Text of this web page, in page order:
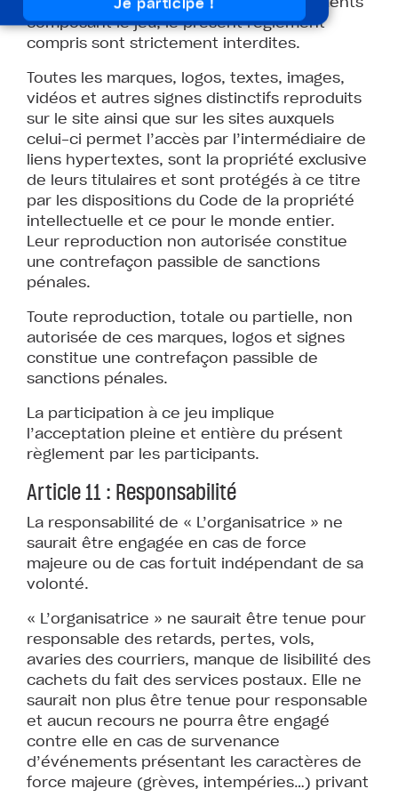
composant le jeu, le présent règlement
compris sont strictement interdites.
Toutes les marques, logos, textes, images,
vidéos et autres signes distinctifs reproduits
sur le site ainsi que sur les sites auxquels
celui-ci permet l’accès par l’intermédiaire de
liens hypertextes, sont la propriété exclusive
de leurs titulaires et sont protégés à ce titre
par les dispositions du Code de la propriété
intellectuelle et ce pour le monde entier.
Leur reproduction non autorisée constitue
une contrefaçon passible de sanctions
pénales.
Toute reproduction, totale ou partielle, non
autorisée de ces marques, logos et signes
constitue une contrefaçon passible de
sanctions pénales.
La participation à ce jeu implique
l’acceptation pleine et entière du présent
règlement par les participants.
Article 11 : Responsabilité
La responsabilité de « L’organisatrice » ne
saurait être engagée en cas de force
majeure ou de cas fortuit indépendant de sa
volonté.
« L’organisatrice » ne saurait être tenue pour
responsable des retards, pertes, vols,
avaries des courriers, manque de lisibilité des
cachets du fait des services postaux. Elle ne
saurait non plus être tenue pour responsable
et aucun recours ne pourra être engagé
contre elle en cas de survenance
d’événements présentant les caractères de
force majeure (grèves, intempéries…) privant